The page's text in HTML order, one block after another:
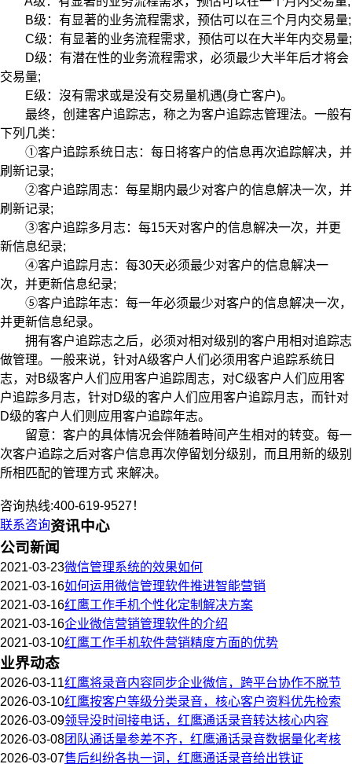
B级：有显著的业务流程需求，预估可以在三个月内交易量;
C级：有显著的业务流程需求，预估可以在大半年内交易量;
D级：有潜在性的业务流程需求，必须最少大半年后才将会
交易量;
E级：沒有需求或是没有交易量机遇(身亡客户)。
最终，创建客户追踪志，称之为客户追踪志管理法。一般有
下列几类：
①客户追踪系统日志：每日将客户的信息再次追踪解决，并
刷新记录;
②客户追踪周志：每星期内最少对客户的信息解决一次，并
刷新记录;
③客户追踪多月志：每15天对客户的信息解决一次，并更
新信息纪录;
④客户追踪月志：每30天必须最少对客户的信息解决一
次，并更新信息纪录;
⑤客户追踪年志：每一年必须最少对客户的信息解决一次，
并更新信息纪录。
拥有客户追踪志之后，必须对相对级别的客户用相对追踪志
做管理。一般来说，针对A级客户人们必须用客户追踪系统日
志，对B级客户人们应用客户追踪周志，对C级客户人们应用客
户追踪多月志，针对D级的客户人们应用客户追踪月志，而针对
D级的客户人们则应用客户追踪年志。
留意：客户的具体情况会伴随着時间产生相对的转变。每一
次客户追踪之后对客户信息再次停留划分级别，而且用新的级别
所相匹配的管理方式 来解决。
咨询热线:400-619-9527！
联系咨询资讯中心
公司新闻
2021-03-23微信管理系统的效果如何
2021-03-16如何运用微信管理软件推进智能营销
2021-03-16红鹰工作手机个性化定制解决方案
2021-03-16企业微信营销管理软件的介绍
2021-03-10红鹰工作手机软件营销精度方面的优势
业界动态
2026-03-11红鹰将录音内容同步企业微信，跨平台协作不脱节
2026-03-10红鹰按客户等级分类录音，核心客户资料优先检索
2026-03-09领导没时间接电话，红鹰通话录音转达核心内容
2026-03-08团队通话量参差不齐，红鹰通话录音数据量化考核
2026-03-07售后纠纷各执一词，红鹰通话录音给出铁证